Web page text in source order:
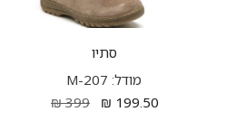
סתיו
מודל: M-207
₪ 199.50
₪399